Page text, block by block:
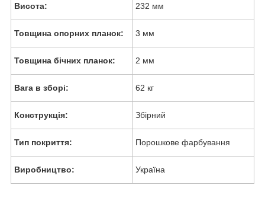
Висота: 232 мм
Товщина опорних планок: 3 мм
Товщина бічних планок: 2 мм
Вага в зборі: 62 кг
Конструкція: Збірний
Тип покриття: Порошкове фарбування
Виробництво: Україна